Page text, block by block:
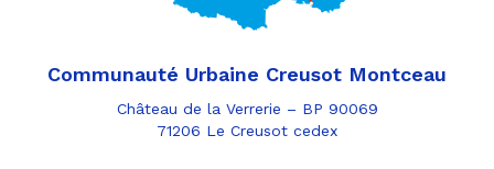
Communauté Urbaine Creusot Montceau
Château de la Verrerie – BP 90069
71206 Le Creusot cedex